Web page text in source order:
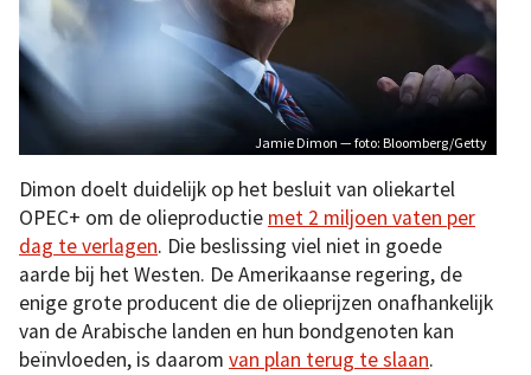
Jamie Dimon — foto: Bloomberg/Getty
Dimon doelt duidelijk op het besluit van oliekartel
OPEC+ om de olieproductie met 2 miljoen vaten per
dag te verlagen. Die beslissing viel niet in goede
aarde bij het Westen. De Amerikaanse regering, de
enige grote producent die de olieprijzen onafhankelijk
van de Arabische landen en hun bondgenoten kan
beïnvloeden, is daarom van plan terug te slaan.